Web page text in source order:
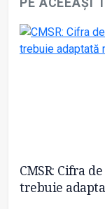
PE ACEEAȘI
CMSR: Cifra
trebuie